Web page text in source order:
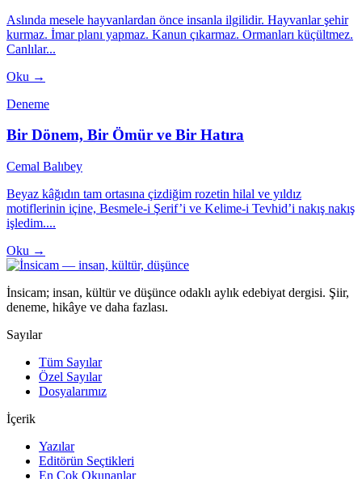
Aslında mesele hayvanlardan önce insanla ilgilidir. Hayvanlar şehir
kurmaz. İmar planı yapmaz. Kanun çıkarmaz. Ormanları küçültmez.
Canlılar...
Oku →
Deneme
Bir Dönem, Bir Ömür ve Bir Hatıra
Cemal Balıbey
Beyaz kâğıdın tam ortasına çizdiğim rozetin hilal ve yıldız
motiflerinin içine, Besmele-i Şerif’i ve Kelime-i Tevhid’i nakış nakış
işledim....
Oku →
İnsicam; insan, kültür ve düşünce odaklı aylık edebiyat dergisi. Şiir,
deneme, hikâye ve daha fazlası.
Sayılar
Tüm Sayılar
Özel Sayılar
Dosyalarımız
İçerik
Yazılar
Editörün Seçtikleri
En Çok Okunanlar